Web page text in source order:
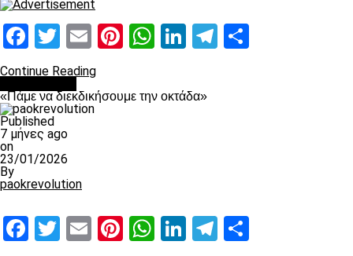
Facebook
Twitter
EmailPinterest
WhatsApp
LinkedIn
Telegram
Continue Reading
«Πάμε να διεκδικήσουμε την οκτάδα»
Published
7 μήνες ago
on
23/01/2026
By
paokrevolution
Facebook
Twitter
EmailPinterest
WhatsApp
LinkedIn
Telegram